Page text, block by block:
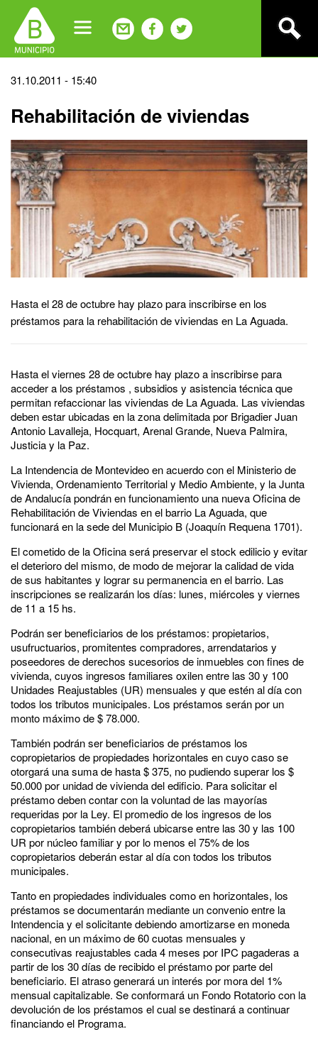
navigation
Back
top
31.10.2011 - 15:40
Rehabilitación de viviendas
Hasta el 28 de octubre hay plazo para inscribirse en los
préstamos para la rehabilitación de viviendas en La Aguada.
Hasta el viernes 28 de octubre hay plazo a inscribirse para
acceder a los préstamos , subsidios y asistencia técnica que
permitan refaccionar las viviendas de La Aguada. Las viviendas
deben estar ubicadas en la zona delimitada por Brigadier Juan
Antonio Lavalleja, Hocquart, Arenal Grande, Nueva Palmira,
Justicia y la Paz.
La Intendencia de Montevideo en acuerdo con el Ministerio de
Vivienda, Ordenamiento Territorial y Medio Ambiente, y la Junta
de Andalucía pondrán en funcionamiento una nueva Oficina de
Rehabilitación de Viviendas en el barrio La Aguada, que
funcionará en la sede del Municipio B (Joaquín Requena 1701).
El cometido de la Oficina será preservar el stock edilicio y evitar
el deterioro del mismo, de modo de mejorar la calidad de vida
de sus habitantes y lograr su permanencia en el barrio. Las
inscripciones se realizarán los días: lunes, miércoles y viernes
de 11 a 15 hs.
Podrán ser beneficiarios de los préstamos: propietarios,
usufructuarios, promitentes compradores, arrendatarios y
poseedores de derechos sucesorios de inmuebles con fines de
vivienda, cuyos ingresos familiares oxilen entre las 30 y 100
Unidades Reajustables (UR) mensuales y que estén al día con
todos los tributos municipales. Los préstamos serán por un
monto máximo de $ 78.000.
También podrán ser beneficiarios de préstamos los
copropietarios de propiedades horizontales en cuyo caso se
otorgará una suma de hasta $ 375, no pudiendo superar los $
50.000 por unidad de vivienda del edificio. Para solicitar el
préstamo deben contar con la voluntad de las mayorías
requeridas por la Ley. El promedio de los ingresos de los
copropietarios también deberá ubicarse entre las 30 y las 100
UR por núcleo familiar y por lo menos el 75% de los
copropietarios deberán estar al día con todos los tributos
municipales.
Tanto en propiedades individuales como en horizontales, los
préstamos se documentarán mediante un convenio entre la
Intendencia y el solicitante debiendo amortizarse en moneda
nacional, en un máximo de 60 cuotas mensuales y
consecutivas reajustables cada 4 meses por IPC pagaderas a
partir de los 30 días de recibido el préstamo por parte del
beneficiario. El atraso generará un interés por mora del 1%
mensual capitalizable. Se conformará un Fondo Rotatorio con la
devolución de los préstamos el cual se destinará a continuar
financiando el Programa.